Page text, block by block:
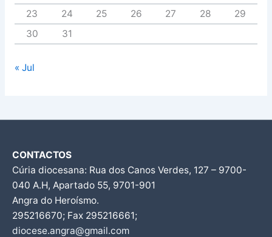
23
24 25 26 27 28
29
30
31
« Jul
CONTACTOS
Cúria diocesana: Rua dos Canos Verdes, 127 – 9700-
040 A.H, Apartado 55, 9701-901
Angra do Heroísmo.
295216670; Fax 295216661;
diocese.angra@gmail.com